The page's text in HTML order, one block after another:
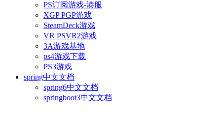
PS订阅游戏-港服
XGP PGP游戏
SteamDeck游戏
VR PSVR2游戏
3A游戏基地
ps4游戏下载
PS3游戏
spring中文文档
spring6中文文档
springboot3中文文档